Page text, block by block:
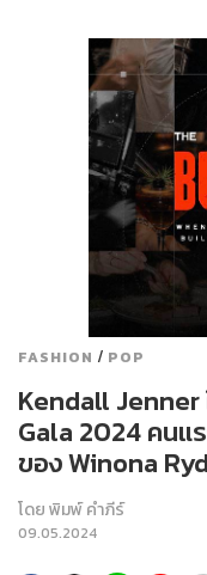
FASHION / POP
Kendall Jenner
Gala 2024 คนแ
ของ Winona
โดยพิมพ์ คำภีร์
09.05.2024